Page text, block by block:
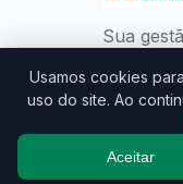
Sua
© 2026
Usamos cookies
uso do site. Ao
Aceitar